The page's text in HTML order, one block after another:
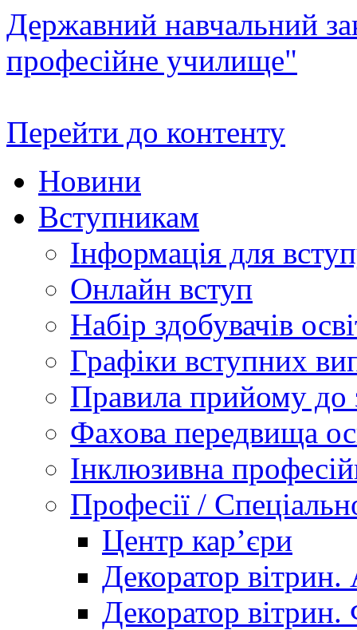
Державний навчальний
професійне училище"
Перейти до контенту
Новини
Вступникам
Інформація для
Онлайн вступ
Набір здобувачів
Графіки вступних
Правила прийому до
Фахова передвища
Інклюзивна
Професії /
Центр кар’єри
Декоратор вітрин.
Декоратор вітрин.